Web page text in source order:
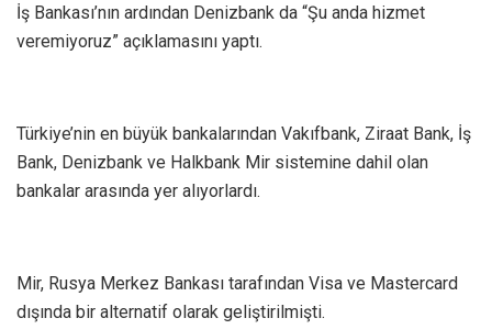
İş Bankası’nın ardından Denizbank da “Şu anda hizmet
veremiyoruz” açıklamasını yaptı.
Türkiye’nin en büyük bankalarından Vakıfbank, Ziraat Bank, İş
Bank, Denizbank ve Halkbank Mir sistemine dahil olan
bankalar arasında yer alıyorlardı.
Mir, Rusya Merkez Bankası tarafından Visa ve Mastercard
dışında bir alternatif olarak geliştirilmişti.